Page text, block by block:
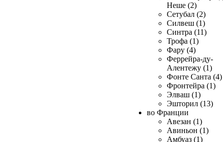
Неше (2)
Сетубал (2)
Силвеш (1)
Синтра (11)
Трофа (1)
Фару (4)
Феррейра-ду-
Алентежу (1)
Фонте Санта (4)
Фронтейра (1)
Элваш (1)
Эшторил (13)
во Франции
Авезан (1)
Авиньон (1)
Амбуаз (1)